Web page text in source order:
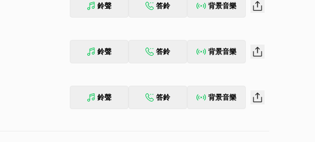
鈴聲 答鈴 背景音樂
鈴聲 答鈴 背景音樂
鈴聲 答鈴 背景音樂